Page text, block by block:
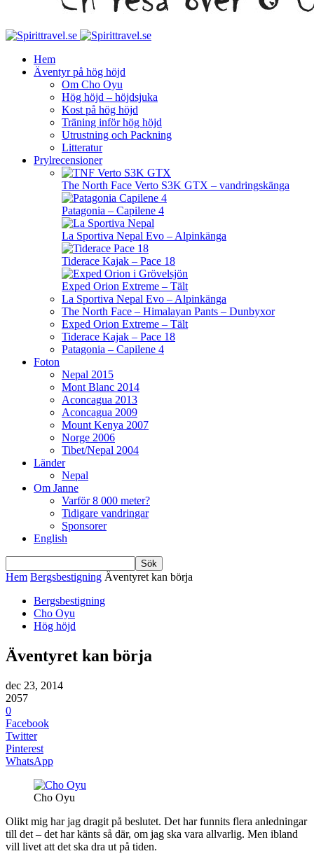
Hem
Äventyr på hög höjd
Om Cho Oyu
Hög höjd – höjdsjuka
Kost på hög höjd
Träning inför hög höjd
Utrustning och Packning
Litteratur
Prylrecensioner
The North Face Verto S3K GTX – vandringskänga
Patagonia – Capilene 4
La Sportiva Nepal Evo – Alpinkänga
Tiderace Kajak – Pace 18
Exped Orion Extreme – Tält
La Sportiva Nepal Evo – Alpinkänga
The North Face – Himalayan Pants – Dunbyxor
Exped Orion Extreme – Tält
Tiderace Kajak – Pace 18
Patagonia – Capilene 4
Foton
Nepal 2015
Mont Blanc 2014
Aconcagua 2013
Aconcagua 2009
Mount Kenya 2007
Norge 2006
Tibet/Nepal 2004
Länder
Nepal
Om Janne
Varför 8 000 meter?
Tidigare vandringar
Sponsorer
English
Hem Bergsbestigning Äventyret kan börja
Bergsbestigning
Cho Oyu
Hög höjd
Äventyret kan börja
dec 23, 2014
2057
0
Facebook
Twitter
Pinterest
WhatsApp
Cho Oyu
Olikt mig har jag dragit på beslutet. Det har funnits flera anledningar
till det – det har känts så där, om jag ska vara allvarlig. Men ibland
vill livet att det ska dra ut på tiden.